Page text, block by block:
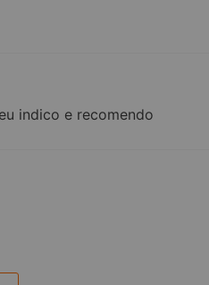
indico e recomendo